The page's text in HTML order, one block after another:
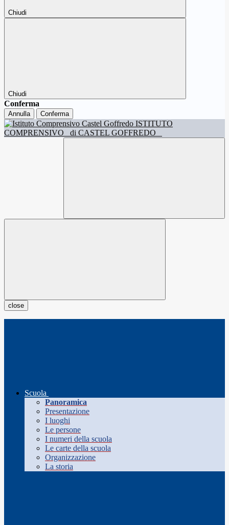
Chiudi
Chiudi
Conferma
Annulla Conferma
ISTITUTO
COMPRENSIVO
di CASTEL GOFFREDO
close
Scuola
Panoramica
Presentazione
I luoghi
Le persone
I numeri della scuola
Le carte della scuola
Organizzazione
La storia